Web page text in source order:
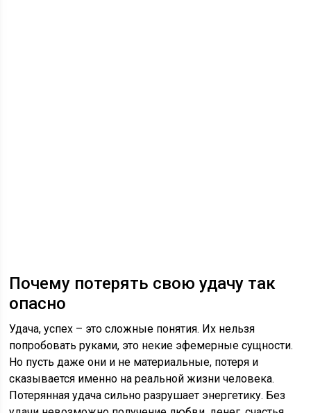
Почему потерять свою удачу так
опасно
Удача, успех – это сложные понятия. Их нельзя
попробовать руками, это некие эфемерные сущности.
Но пусть даже они и не материальные, потеря и
сказывается именно на реальной жизни человека.
Потерянная удача сильно разрушает энергетику. Без